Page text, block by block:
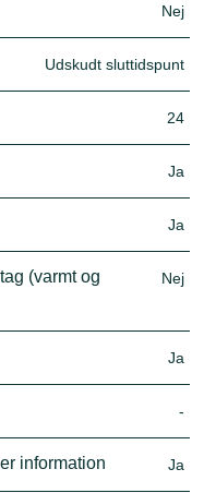
Nej
Udskudt sluttidspunt
24
Ja
Ja
(varmt og
Nej
Ja
-
information Ja